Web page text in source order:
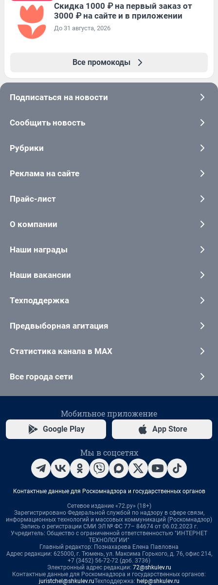
Скидка 1000 ₽ на первый заказ от
3000 ₽ на сайте и в приложении
До 31 августа, 2026
Все промокоды
Подписаться на новости
Сообщить новость
Рубрики
Реклама на сайте
Прайс-лист
О компании
Наши награды
Наши вакансии
Техподдержка
Предвыборная агитация
Статистика канала в MAX
Все города сети
Мобильное приложение
Google Play App Store
Мы в соцсетях
Контактные данные для Роскомнадзора и государственных органов
Сетевое издание «72.ру» (18+)
Зарегистрировано Федеральной службой по надзору в сфере связи,
информационных технологий и массовых коммуникаций (Роскомнадзор)
Запись о регистрации СМИ ЭЛ № ФС 77– 84674 от 06.02.2023 г.
Учредитель: Общество с ограниченной ответственностью "ИНТЕРНЕТ
ТЕХНОЛОГИИ"
Главный редактор: Познахарева Елена Павловна
Адрес редакции: 625000, г. Тюмень, ул. Максима Горького, д. 76, офис 214,
+7 (3452) 56-72-72 (доб. 3736)
Электронный адрес редакции: 72@shkulev.ru
Контактные данные для Роскомнадзора и государственных органов:
juristchel@shkulev.ruТехподдержка: help@shkulev.ru